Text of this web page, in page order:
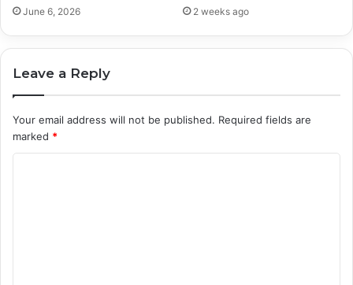
June 6, 2026 2 weeks ago
Leave a Reply
Your email address will not be published. Required fields are
marked *